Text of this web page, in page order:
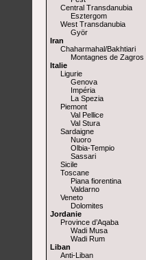
Central Transdanubia
Esztergom
West Transdanubia
Györ
Iran
Chaharmahal/Bakhtiari
Montagnes de Zagros
Italie
Ligurie
Genova
Impéria
La Spezia
Piemont
Val Pellice
Val Stura
Sardaigne
Nuoro
Olbia-Tempio
Sassari
Sicile
Toscane
Piana fiorentina
Valdarno
Veneto
Dolomites
Jordanie
Province d’Aqaba
Wadi Musa
Wadi Rum
Liban
Anti-Liban